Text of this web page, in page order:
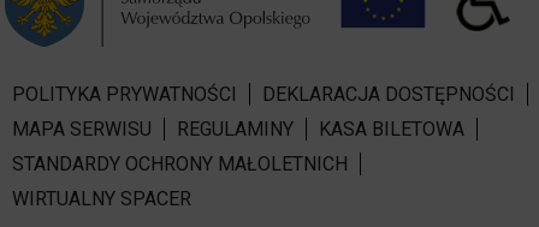
POLITYKA PRYWATNOŚCI
DEKLARACJA DOSTĘPNOŚCI
MAPA SERWISU
REGULAMINY
KASA BILETOWA
STANDARDY OCHRONY MAŁOLETNICH
WIRTUALNY SPACER